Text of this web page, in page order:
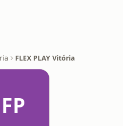
FLEX PLAY Vitória
FP